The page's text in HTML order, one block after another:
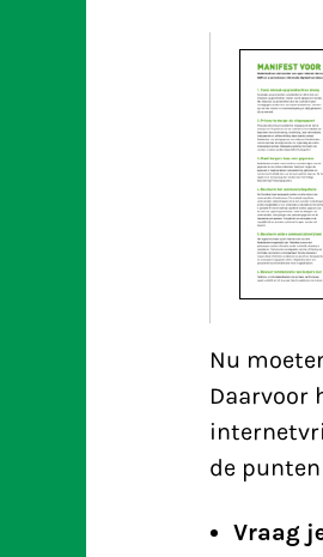
Nu
Daarvoor
de
Vraag